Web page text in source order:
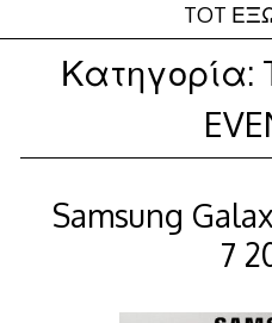
TOT
Κατηγορία:
Samsung
7